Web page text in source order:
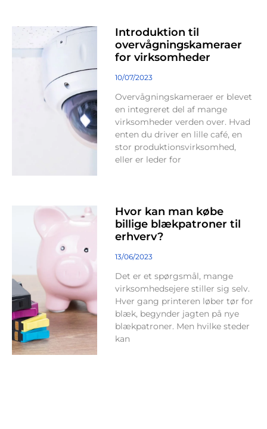
Introduktion til
overvågningskameraer
for virksomheder
10/07/2023
Overvågningskameraer er blevet
en integreret del af mange
virksomheder verden over. Hvad
enten du driver en lille café, en
stor produktionsvirksomhed,
eller er leder for
Hvor kan man købe
billige blækpatroner til
erhverv?
13/06/2023
Det er et spørgsmål, mange
virksomhedsejere stiller sig selv.
Hver gang printeren løber tør for
blæk, begynder jagten på nye
blækpatroner. Men hvilke steder
kan